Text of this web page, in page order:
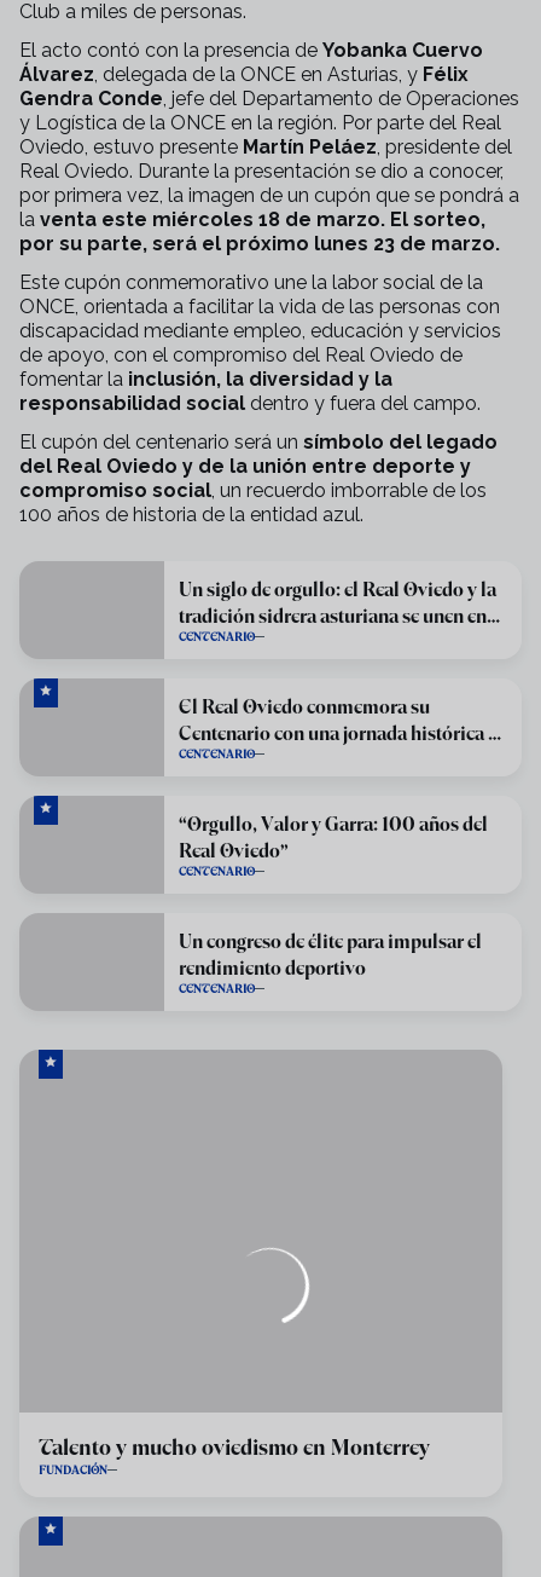
Club a miles de personas.
El acto contó con la presencia de Yobanka Cuervo
Álvarez, delegada de la ONCE en Asturias, y Félix
Gendra Conde, jefe del Departamento de Operaciones
y Logística de la ONCE en la región. Por parte del Real
Oviedo, estuvo presente Martín Peláez, presidente del
Real Oviedo. Durante la presentación se dio a conocer,
por primera vez, la imagen de un cupón que se pondrá a
la venta este miércoles 18 de marzo. El sorteo,
por su parte, será el próximo lunes 23 de marzo.
Este cupón conmemorativo une la labor social de la
ONCE, orientada a facilitar la vida de las personas con
discapacidad mediante empleo, educación y servicios
de apoyo, con el compromiso del Real Oviedo de
fomentar la inclusión, la diversidad y la
responsabilidad social dentro y fuera del campo.
El cupón del centenario será un símbolo del legado
del Real Oviedo y de la unión entre deporte y
compromiso social, un recuerdo imborrable de los
100 años de historia de la entidad azul.
Un siglo de orgullo: el Real Oviedo y la
tradición sidrera asturiana se unen en
una solidaria celebración centenaria
CENTENARIO
El Real Oviedo conmemora su
Centenario con una jornada histórica en
el Carlos Tartiere
CENTENARIO
“Orgullo, Valor y Garra: 100 años del
Real Oviedo”
CENTENARIO
Un congreso de élite para impulsar el
rendimiento deportivo
CENTENARIO
Talento y mucho oviedismo en Monterrey
FUNDACIÓN